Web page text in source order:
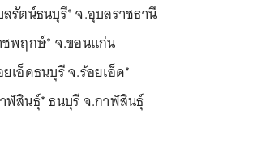
ลรัตน์ธนบุรี* จ.อุบลราชธานี
ชพฤกษ์* จ.ขอนแก่น
เอ็ดธนบุรี จ.ร้อยเอ็ด*
ฬสินธุ์* ธนบุรี จ.กาฬสินธุ์